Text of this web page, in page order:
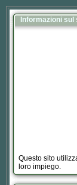
Informazioni sul
Questo sito
loro impiego.